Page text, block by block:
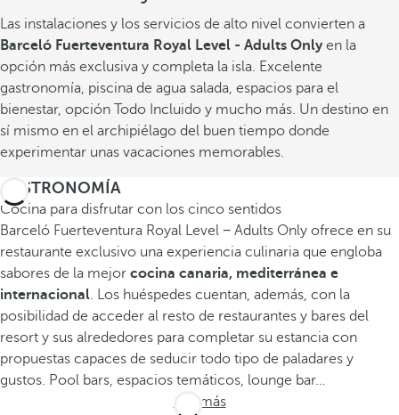
Las instalaciones y los servicios de alto nivel convierten a
Barceló Fuerteventura Royal Level - Adults Only en la
opción más exclusiva y completa la isla. Excelente
gastronomía, piscina de agua salada, espacios para el
bienestar, opción Todo Incluido y mucho más. Un destino en
sí mismo en el archipiélago del buen tiempo donde
experimentar unas vacaciones memorables.
GASTRONOMÍA
Cocina para disfrutar con los cinco sentidos
Barceló Fuerteventura Royal Level − Adults Only ofrece en su
restaurante exclusivo una experiencia culinaria que engloba
sabores de la mejor cocina canaria, mediterránea e
internacional. Los huéspedes cuentan, además, con la
posibilidad de acceder al resto de restaurantes y bares del
resort y sus alrededores para completar su estancia con
propuestas capaces de seducir todo tipo de paladares y
gustos. Pool bars, espacios temáticos, lounge bar…
Ver más